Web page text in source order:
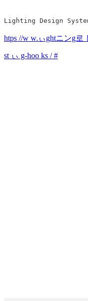
Lighting Design
htps //w w.ぃghtニンg로
st ぃ g-hoo ks / #